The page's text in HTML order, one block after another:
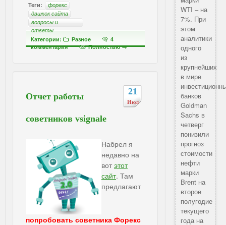
Теги:
форекс
движок сайта
вопросы и
ответы
Категории:
Разное
4
комментария
Полностью →
21
Июл
Отчет работы
советников vsignale
Набрел я
недавно на
вот этот
сайт. Там
предлагают
попробовать советника Форекс
WTI – на
7%. При
этом
аналитики
одного
из
крупнейших
в мире
банков
Goldman
Sachs в
четверг
понизили
прогноз
стоимости
нефти
марки
Brent на
второе
полугодие
текущего
года на